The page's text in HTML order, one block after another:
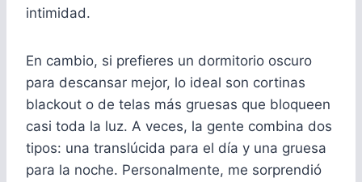
intimidad.
En cambio, si prefieres un dormitorio oscuro
para descansar mejor, lo ideal son cortinas
blackout o de telas más gruesas que bloqueen
casi toda la luz. A veces, la gente combina dos
tipos: una translúcida para el día y una gruesa
para la noche. Personalmente, me sorprendió